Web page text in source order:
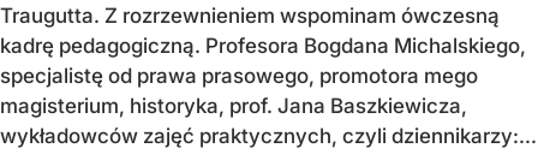
Traugutta. Z rozrzewnieniem wspominam ówczesną
kadrę pedagogiczną. Profesora Bogdana Michalskiego,
specjalistę od prawa prasowego, promotora mego
magisterium, historyka, prof. Jana Baszkiewicza,
wykładowców zajęć praktycznych, czyli dziennikarzy:...